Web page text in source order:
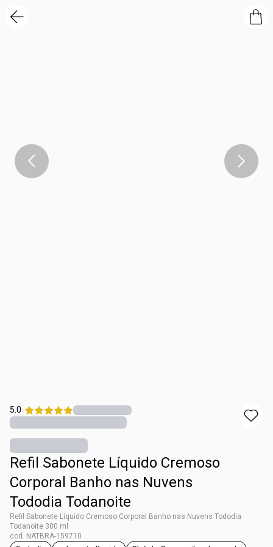
5.0
Refil Sabonete Líquido Cremoso
Corporal Banho nas Nuvens
Tododia Todanoite
Refil Sabonete Líquido Cremoso Corporal Banho nas Nuvens Tododia
Todanoite 300 ml
cod. NATBRA-159710